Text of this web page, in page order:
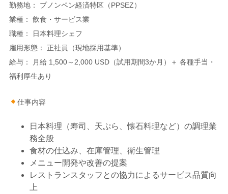
勤務地： プノンペン経済特区（PPSEZ）
業種： 飲食・サービス業
職種： 日本料理シェフ
雇用形態： 正社員（現地採用基準）
給与： 月給 1,500～2,000 USD（試用期間3か月）＋ 各種手当・
福利厚生あり
仕事内容
日本料理（寿司、天ぷら、懐石料理など）の調理業
務全般
食材の仕込み、在庫管理、衛生管理
メニュー開発や改善の提案
レストランスタッフとの協力によるサービス品質向
上